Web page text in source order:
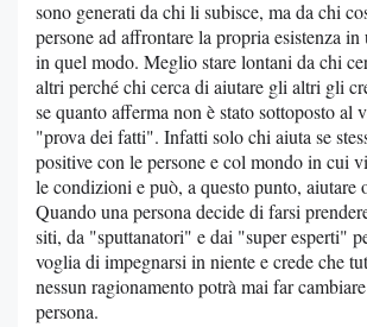
sono generati da chi li subisce, ma da chi
persone ad affrontare la propria esistenza
in quel modo. Meglio stare lontani da chi
altri perché chi cerca di aiutare gli altri gli
se quanto afferma non è stato sottoposto al
"prova dei fatti". Infatti solo chi aiuta se
positive con le persone e col mondo in cui
le condizioni e può, a questo punto, aiutare
Quando una persona decide di farsi
siti, da "sputtanatori" e dai "super esperti"
voglia di impegnarsi in niente e crede che
nessun ragionamento potrà mai far
persona.